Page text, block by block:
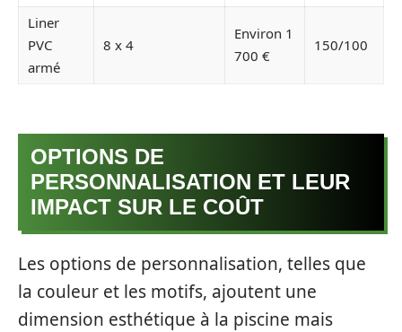
Liner
PVC
armé
8 x 4
Environ 1
700 €
150/100
OPTIONS DE
PERSONNALISATION ET LEUR
IMPACT SUR LE COÛT
Les options de personnalisation, telles que
la couleur et les motifs, ajoutent une
dimension esthétique à la piscine mais